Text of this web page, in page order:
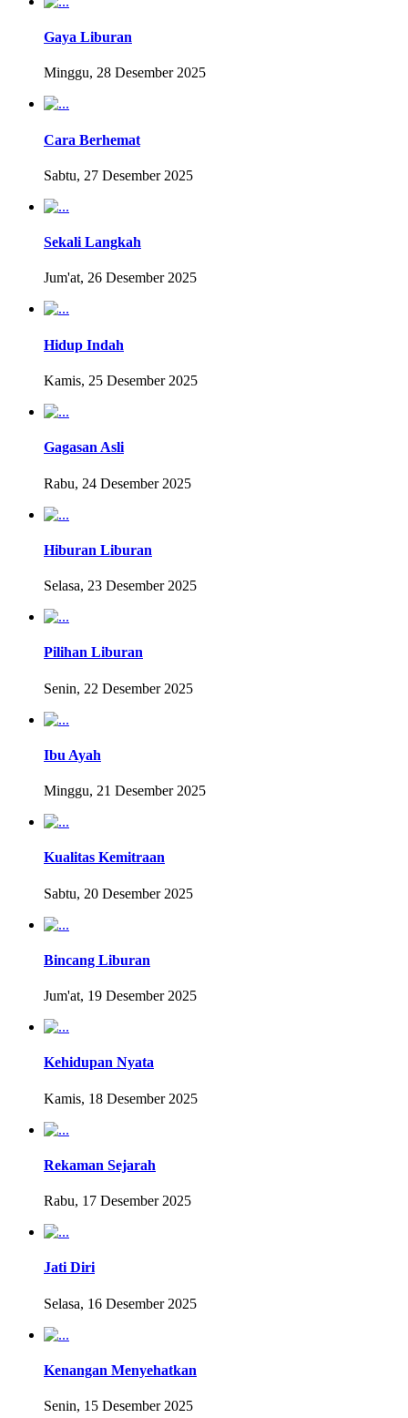
Gaya Liburan
Minggu, 28 Desember 2025
Cara Berhemat
Sabtu, 27 Desember 2025
Sekali Langkah
Jum'at, 26 Desember 2025
Hidup Indah
Kamis, 25 Desember 2025
Gagasan Asli
Rabu, 24 Desember 2025
Hiburan Liburan
Selasa, 23 Desember 2025
Pilihan Liburan
Senin, 22 Desember 2025
Ibu Ayah
Minggu, 21 Desember 2025
Kualitas Kemitraan
Sabtu, 20 Desember 2025
Bincang Liburan
Jum'at, 19 Desember 2025
Kehidupan Nyata
Kamis, 18 Desember 2025
Rekaman Sejarah
Rabu, 17 Desember 2025
Jati Diri
Selasa, 16 Desember 2025
Kenangan Menyehatkan
Senin, 15 Desember 2025